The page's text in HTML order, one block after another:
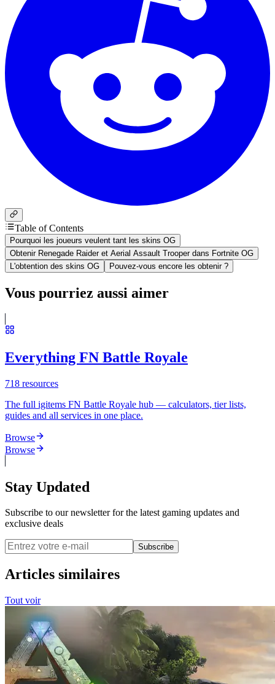
Table of Contents
Pourquoi les joueurs veulent tant les skins OG
Obtenir Renegade Raider et Aerial Assault Trooper dans Fortnite OG
L'obtention des skins OG
Pouvez-vous encore les obtenir ?
Vous pourriez aussi aimer
Everything FN Battle Royale
718 resources
The full igitems FN Battle Royale hub — calculators, tier lists,
guides and all services in one place.
Browse
Browse
Stay Updated
Subscribe to our newsletter for the latest gaming updates and
exclusive deals
Subscribe
Articles similaires
Tout voir